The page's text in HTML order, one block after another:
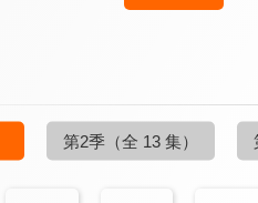
第2季 （全 13 集）